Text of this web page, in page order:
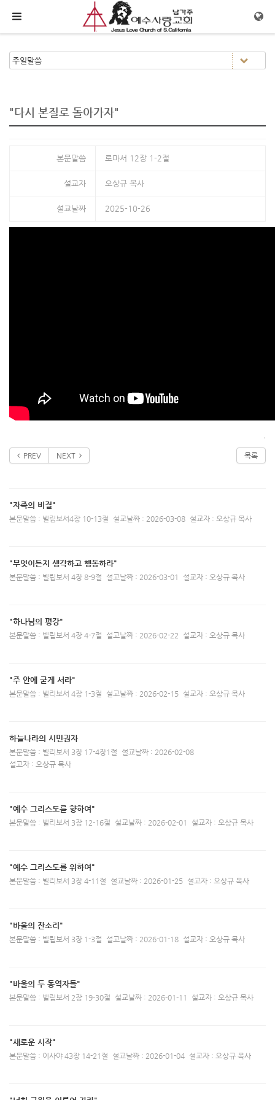
메뉴 건너뛰기
"다시 본질로 돌아가자"
본문말씀 로마서 12장 1-2절
설교자 오상규 목사
설교날짜 2025-10-26
.
PREV NEXT 목록
"자족의 비결"
본문말씀 : 빌립보서4장 10-13절 설교날짜 : 2026-03-08 설교자 : 오상규 목사
"무엇이든지 생각하고 행동하라"
본문말씀 : 빌립보서 4장 8-9절 설교날짜 : 2026-03-01 설교자 : 오상규 목사
"하나님의 평강"
본문말씀 : 빌립보서 4장 4-7절 설교날짜 : 2026-02-22 설교자 : 오상규 목사
"주 안에 굳게 서라"
본문말씀 : 빌리보서 4장 1-3절 설교날짜 : 2026-02-15 설교자 : 오상규 목사
하늘나라의 시민권자
본문말씀 : 빌리보서 3장 17-4장1절
설교날짜 : 2026-02-08
설교자 : 오상규 목사
"예수 그리스도를 향하여"
본문말씀 : 빌리보서 3장 12-16절 설교날짜 : 2026-02-01 설교자 : 오상규 목사
"예수 그리스도를 위하여"
본문말씀 : 빌리보서 3장 4-11절 설교날짜 : 2026-01-25 설교자 : 오상규 목사
"바울의 잔소리"
본문말씀 : 빌립보서 3장 1-3절 설교날짜 : 2026-01-18 설교자 : 오상규 목사
"바울의 두 동역자들"
본문말씀 : 빌립보서 2장 19-30절 설교날짜 : 2026-01-11 설교자 : 오상규 목사
"새로운 시작"
본문말씀 : 이사야 43장 14-21절 설교날짜 : 2026-01-04 설교자 : 오상규 목사